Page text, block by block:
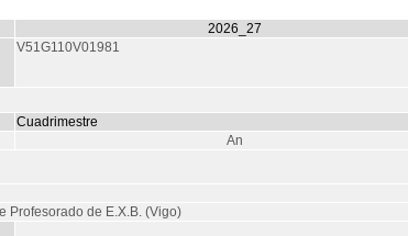
2026_27
V51G110V01981
Cuadrimestre
An
Profesorado de E.X.B. (Vigo)